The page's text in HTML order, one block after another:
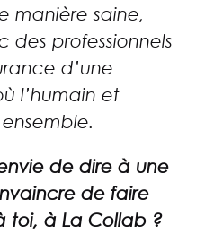
manière saine,
des professionnels
d’une
l’humain et
de dire à une
de faire
toi, à La Collab ?